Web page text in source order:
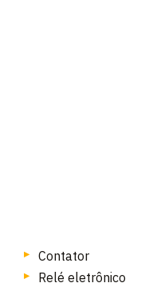
Contator
Relé eletrônico